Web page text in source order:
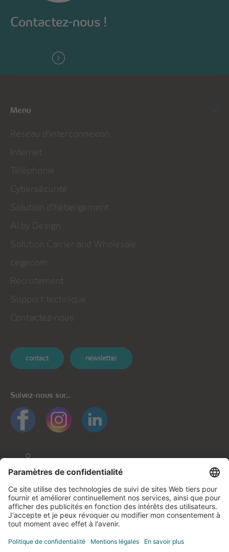
Contactez-nous !
Menu
Réseau d’interconnexion
Internet
Téléphonie
Cybersécurité
Solution d’hébergement
AI by Design
Solution Carrier and Wholesale
cegecom
Recrutement
Support technique
Contactez-nous
contact newsletter
Suivez-nous sur...
Informations générales Protection des données
Politique de cookies
Mentions légales Contactez-nous